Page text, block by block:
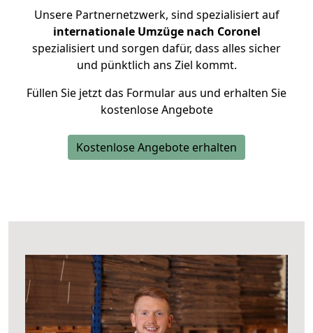
Unsere Partnernetzwerk, sind spezialisiert auf
internationale Umzüge nach Coronel
spezialisiert und sorgen dafür, dass alles sicher
und pünktlich ans Ziel kommt.
Füllen Sie jetzt das Formular aus und erhalten Sie
kostenlose Angebote
Kostenlose Angebote erhalten